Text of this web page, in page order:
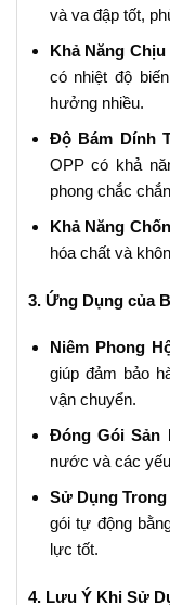
và va đập tốt,
Khả Năng Chịu
có nhiệt độ
hưởng nhiều.
Độ Bám Dính
OPP có khả
phong chắc
Khả Năng
hóa chất và
3. Ứng Dụng của
Niêm Phong
giúp đảm bảo
vận chuyển.
Đóng Gói Sản
nước và các
Sử Dụng
gói tự động
lực tốt.
4. Lưu Ý Khi Sử